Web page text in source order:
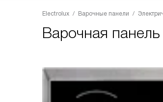
Electrolux Варочные панели
Варочная панель